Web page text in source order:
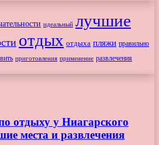
идеальный лучшие
отдых отдыха пляжи правильно
приготовления применение развлечения
отдыху у Ниагарского
места и развлечения